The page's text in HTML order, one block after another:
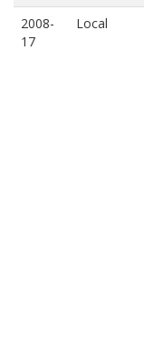
2008-
17
Local